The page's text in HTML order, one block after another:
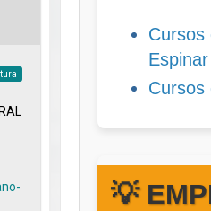
Cursos
Espinar
Cursos
💡